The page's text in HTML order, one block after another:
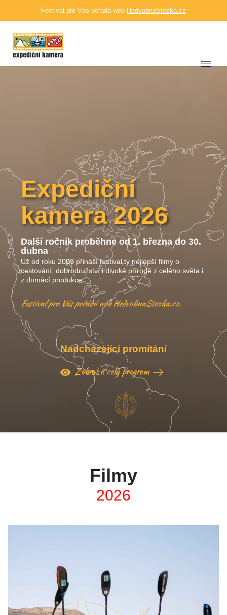
Festival pro Vás pořádá web HedvabnaStezka.cz
Expediční
kamera 2026
Další ročník proběhne od 1. března do 30.
dubna
Už od roku 2009 přináší festival ty nejlepší filmy o
cestování, dobrodružství i divoké přírodě z celého světa i
z domácí produkce.
Festival pro Vás pořádá webHedvabnaStezka.cz.
Nadcházející promítání
Zobrazit celý program
Filmy
2026